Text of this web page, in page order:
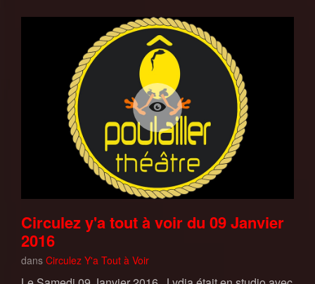
Circulez y'a tout à voir du 09 Janvier
2016
dans Circulez Y'a Tout à Voir